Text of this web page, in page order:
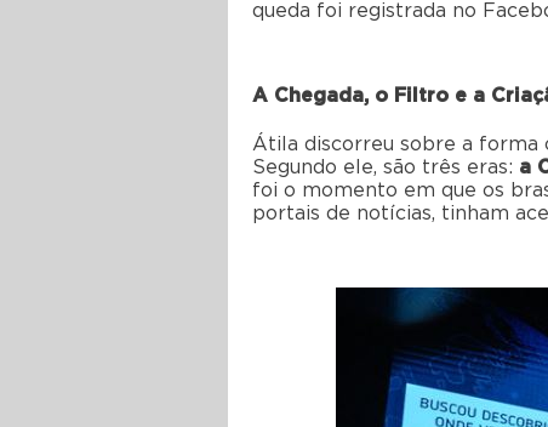
queda foi registrada no
A Chegada, o Filtro e a
Átila discorreu sobre a forma
Segundo ele, são três eras: a
foi o momento em que os
portais de notícias, tinham